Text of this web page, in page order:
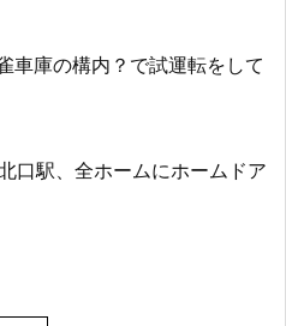
車庫の構内？で試運転をして
口駅、全ホームにホームドア